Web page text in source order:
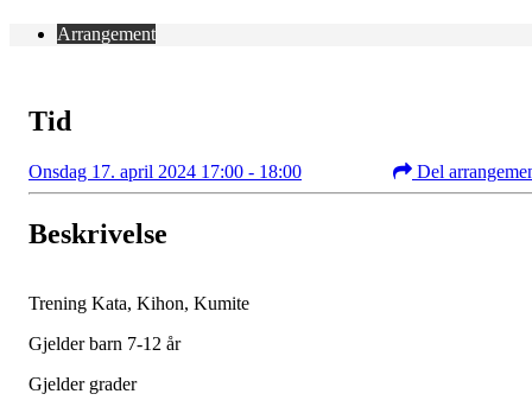
Arrangement
Tid
Onsdag 17. april 2024 17:00 - 18:00 Del
Beskrivelse
Trening Kata, Kihon, Kumite
Gjelder barn 7-12 år
Gjelder grader